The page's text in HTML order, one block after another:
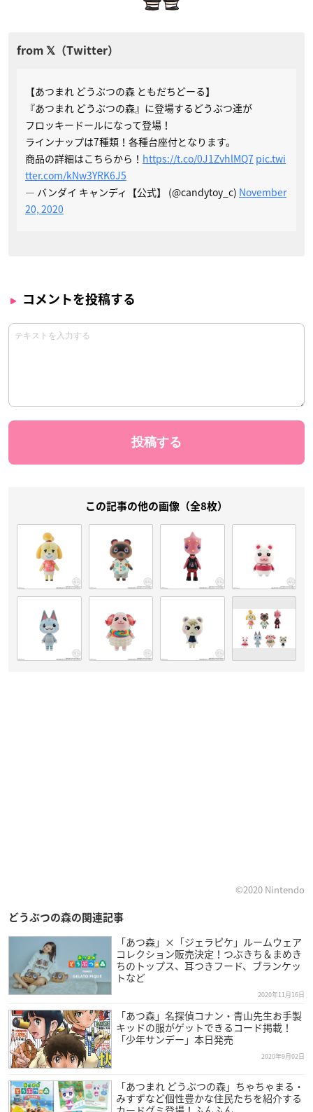
【あつまれ どうぶつの森 ともだちどーる】
『あつまれ どうぶつの森』に登場するどうぶつ達が
フロッキードールになって登場！
ラインナップは7種類！各種台座付となります。
商品の詳細はこちらから！ https://t.co/0J1ZvhlMQ7 pic.twi
tter.com/kNw3YRK6J5
— バンダイ キャンディ【公式】 (@candytoy_c) November
20, 2020
コメントを投稿する
この記事の他の画像（全8枚）
©2020 Nintendo
どうぶつの森の関連記事
「あつ森」×「ジェラピケ」ルームウェア
コレクション販売決定！つぶきち＆まめき
ちのトップス、耳つきフード、ブランケッ
トなど
2020年11月16日
「あつ森」名探偵コナン・青山先生お手製
キッドの服がゲットできるコード掲載！
「少年サンデー」本日発売
2020年9月02日
「あつまれ どうぶつの森」ちゃちゃまる・
みすずなど個性豊かな住民たちを紹介する